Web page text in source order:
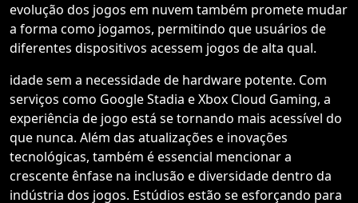
evolução dos jogos em nuvem também promete mudar
a forma como jogamos, permitindo que usuários de
diferentes dispositivos acessem jogos de alta qual.
idade sem a necessidade de hardware potente. Com
serviços como Google Stadia e Xbox Cloud Gaming, a
experiência de jogo está se tornando mais acessível do
que nunca. Além das atualizações e inovações
tecnológicas, também é essencial mencionar a
crescente ênfase na inclusão e diversidade dentro da
indústria dos jogos. Estúdios estão se esforçando para